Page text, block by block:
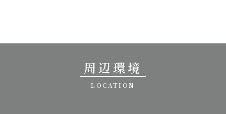
周辺環境
LOCATION